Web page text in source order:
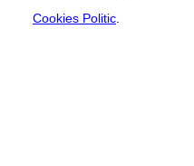
Cookies Politic